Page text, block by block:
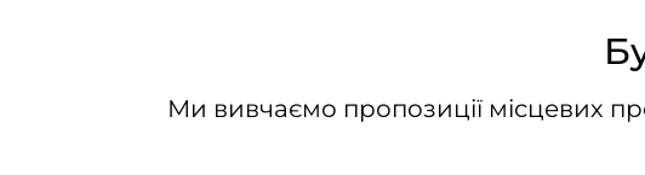
Ми вивчаємо пропозиції місцевих